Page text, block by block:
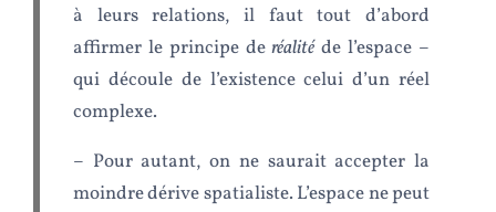
à leurs relations, il faut tout d’abord
affirmer le principe deréalitéde l’espace –
qui découle de l’existence celui d’un réel
complexe.
– Pour autant, on ne saurait accepter la
moindre dérive spatialiste. L’espace ne peut